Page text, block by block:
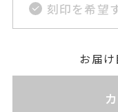
刻印を希望
お届